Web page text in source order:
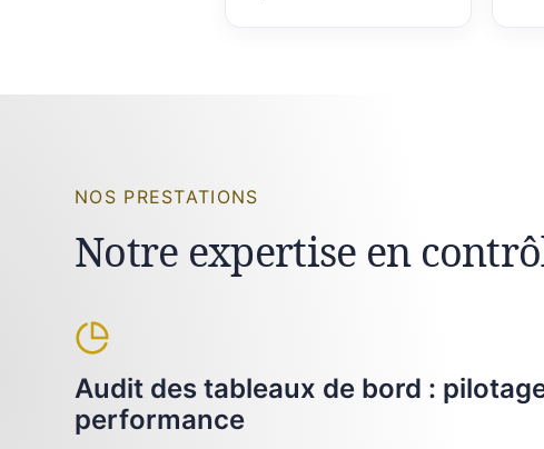
NOS PRESTATIONS
Notre expertise en
Audit des tableaux de bord :
performance